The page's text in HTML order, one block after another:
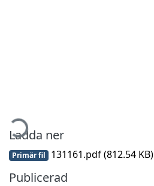
Ladda ner
Primär fil 131161.pdf(812.54 KB)
Publicerad